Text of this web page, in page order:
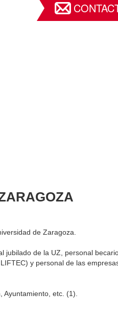
de Zaragoza.
jubilado de la UZ, personal
y personal de las
Ayuntamiento, etc. (1).